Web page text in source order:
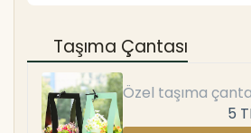
Taşıma Çantası
Özel taşıma
5